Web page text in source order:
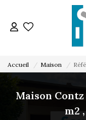
Accueil Maison
Maison Contz
m2 ,